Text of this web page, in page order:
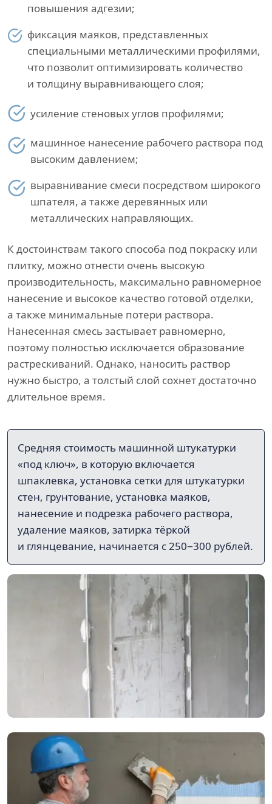
повышения адгезии;
фиксация маяков, представленных
специальными металлическими профилями,
что позволит оптимизировать количество
и толщину выравнивающего слоя;
усиление стеновых углов профилями;
машинное нанесение рабочего раствора под
высоким давлением;
выравнивание смеси посредством широкого
шпателя, а также деревянных или
металлических направляющих.
К достоинствам такого способа под покраску или
плитку, можно отнести очень высокую
производительность, максимально равномерное
нанесение и высокое качество готовой отделки,
а также минимальные потери раствора.
Нанесенная смесь застывает равномерно,
поэтому полностью исключается образование
растрескиваний. Однако, наносить раствор
нужно быстро, а толстый слой сохнет достаточно
длительное время.
Средняя стоимость машинной штукатурки
«под ключ», в которую включается
шпаклевка, установка сетки для штукатурки
стен, грунтование, установка маяков,
нанесение и подрезка рабочего раствора,
удаление маяков, затирка тёркой
и глянцевание, начинается с 250−300 рублей.